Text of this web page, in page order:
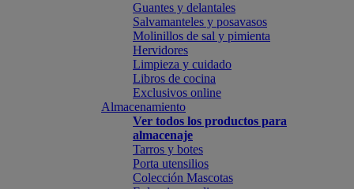
Guantes y delantales
Salvamanteles y posavasos
Molinillos de sal y pimienta
Hervidores
Limpieza y cuidado
Libros de cocina
Exclusivos online
Almacenamiento
Ver todos los productos para
almacenaje
Tarros y botes
Porta utensilios
Colección Mascotas